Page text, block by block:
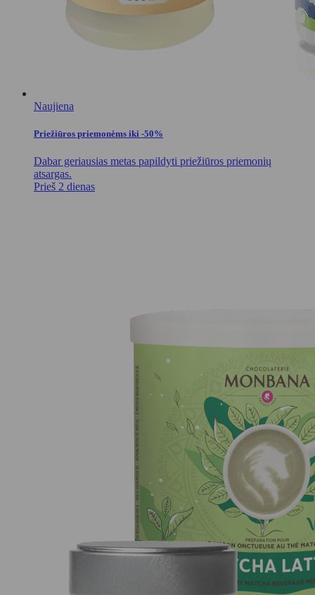
Naujiena
Priežiūros priemonėms iki -50%
Dabar geriausias metas papildyti priežiūros priemonių
atsargas.
Prieš 2 dienas